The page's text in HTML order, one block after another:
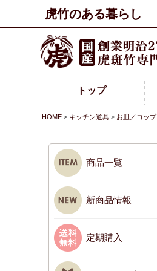
虎竹のある暮らし
トップ
HOME キッチン道具 お皿／コップ
商品一覧
新商品情報
定期購入